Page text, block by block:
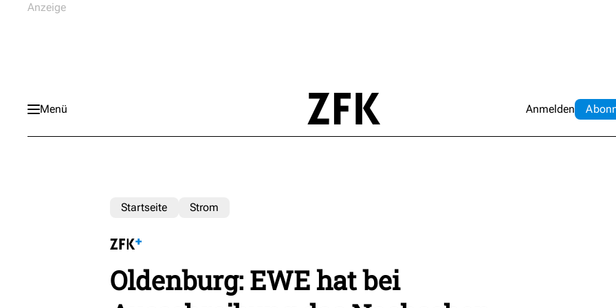
Menü Anmelden Abo
Startseite Strom
Oldenburg: EWE hat bei